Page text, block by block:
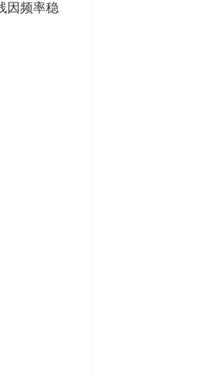
因频率稳